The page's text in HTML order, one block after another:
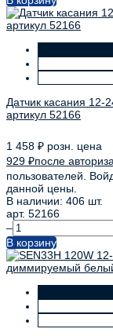
Датчик касания 12-
артикул 52166
1 458 ₽ розн. цена
929 ₽после
пользователей.
данной цены.
В наличии: 406 шт.
арт. 52166
–
В корзину